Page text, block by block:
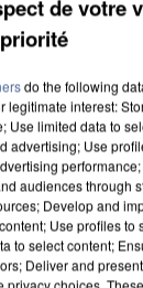
DE LA DZ
de votre
do the following
legitimate interest:
Use limited data to
advertising; Use
audiences through
Develop and
Use profiles to
to select content;
Deliver and
privacy choices.